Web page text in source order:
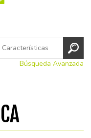
Búsqueda Avanzada